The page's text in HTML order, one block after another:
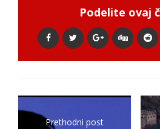
Podelite ovaj
Prethodni post